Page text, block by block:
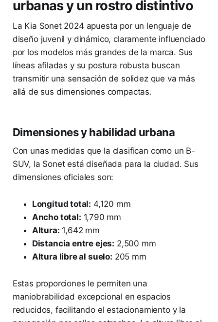
urbanas y un rostro distintivo
La Kia Sonet 2024 apuesta por un lenguaje de
diseño juvenil y dinámico, claramente influenciado
por los modelos más grandes de la marca. Sus
líneas afiladas y su postura robusta buscan
transmitir una sensación de solidez que va más
allá de sus dimensiones compactas.
Dimensiones y habilidad urbana
Con unas medidas que la clasifican como un B-
SUV, la Sonet está diseñada para la ciudad. Sus
dimensiones oficiales son:
Longitud total: 4,120 mm
Ancho total: 1,790 mm
Altura: 1,642 mm
Distancia entre ejes: 2,500 mm
Altura libre al suelo: 205 mm
Estas proporciones le permiten una
maniobrabilidad excepcional en espacios
reducidos, facilitando el estacionamiento y la